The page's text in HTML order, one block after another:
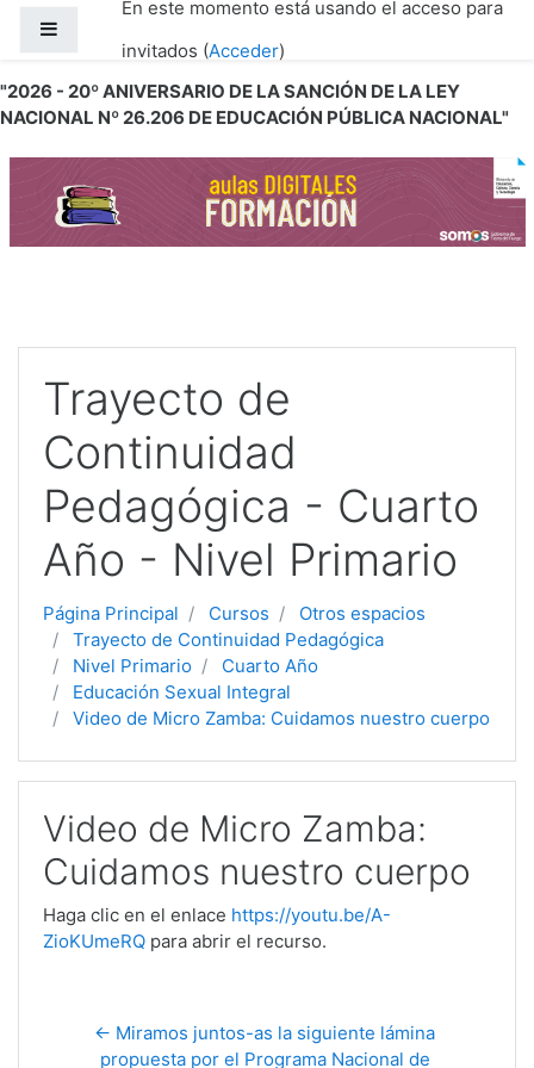
Salta al contenido principal
"2026 - 20º ANIVERSARIO DE LA SANCIÓN DE LA LEY
NACIONAL Nº 26.206 DE EDUCACIÓN PÚBLICA NACIONAL"
En este momento está usando el acceso para
invitados (Acceder)
Trayecto de
Continuidad
Pedagógica - Cuarto
Año - Nivel Primario
Página Principal Cursos
Otros espacios
Trayecto de Continuidad Pedagógica
Nivel Primario
Cuarto Año
Educación Sexual Integral
Video de Micro Zamba: Cuidamos nuestro cuerpo
Video de Micro Zamba:
Cuidamos nuestro cuerpo
Haga clic en el enlace https://youtu.be/A-
ZioKUmeRQ para abrir el recurso.
← Miramos juntos-as la siguiente lámina
propuesta por el Programa Nacional de